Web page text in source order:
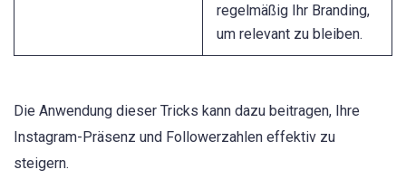
regelmäßig Ihr Branding,
um relevant zu bleiben.
Die Anwendung dieser Tricks kann dazu beitragen, Ihre
Instagram-Präsenz und Followerzahlen effektiv zu
steigern.